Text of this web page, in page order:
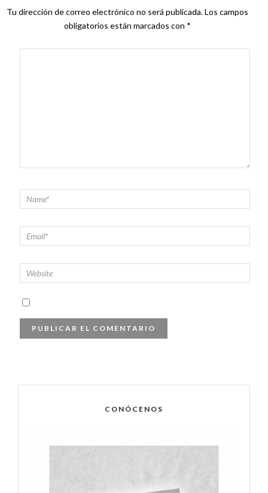
Tu dirección de correo electrónico no será publicada.Los campos
obligatorios están marcados con *
CONÓCENOS